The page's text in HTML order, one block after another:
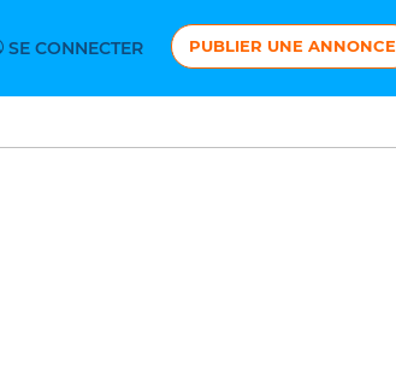
SE CONNECTER PUBLIER UNE ANNONCE